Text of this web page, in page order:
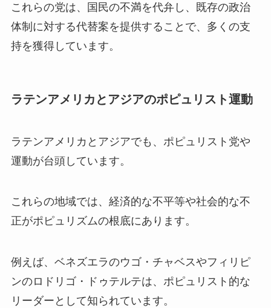
これらの党は、国民の不満を代弁し、既存の政治
体制に対する代替案を提供することで、多くの支
持を獲得しています。
ラテンアメリカとアジアのポピュリスト運動
ラテンアメリカとアジアでも、ポピュリスト党や
運動が台頭しています。
これらの地域では、経済的な不平等や社会的な不
正がポピュリズムの根底にあります。
例えば、ベネズエラのウゴ・チャベスやフィリピ
ンのロドリゴ・ドゥテルテは、ポピュリスト的な
リーダーとして知られています。